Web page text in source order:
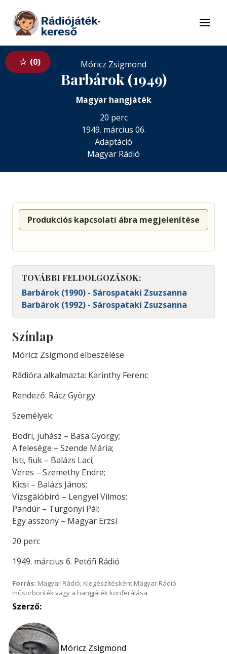
Tovább a tartalomhoz
Menü
0 Móricz Zsigmond
Barbárok (1949)
Magyar hangjáték
20 perc
1949. március 06.
Adaptáció
Magyar Rádió
Produkciós kapcsolati ábra megjelenítése
TOVÁBBI FELDOLGOZÁSOK:
Barbárok (1990) - Sárospataki Zsuzsanna
Barbárok (1992) - Sárospataki Zsuzsanna
Színlap
Móricz Zsigmond elbeszélése
Rádióra alkalmazta: Karinthy Ferenc
Rendező: Rácz György
Személyek:
Bodri, juhász – Basa György;
A felesége – Szende Mária;
Isti, fiuk – Balázs Laci;
Veres – Szemethy Endre;
Kicsi – Balázs János;
Vizsgálóbíró – Lengyel Vilmos;
Pandúr – Turgonyi Pál;
Egy asszony – Magyar Erzsi
20 perc
1949. március 6. Petőfi Rádió
Forrás: Magyar Rádió; Kiegészítésként Magyar Rádió
műsorboríték vagy a hangjáték konferálása
Szerző:
Móricz Zsigmond